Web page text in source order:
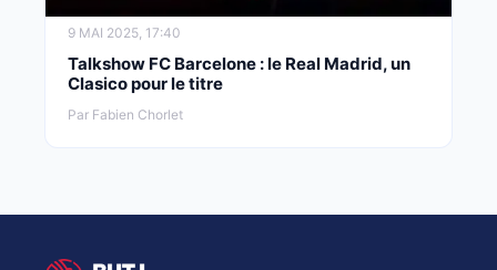
9 MAI 2025, 17:40
Talkshow FC Barcelone : le Real Madrid, un
Clasico pour le titre
Par Fabien Chorlet